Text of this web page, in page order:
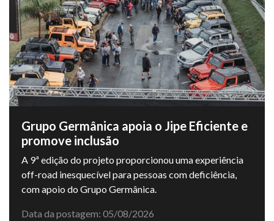
Grupo Germânica apoia o Jipe Eficiente e
promove inclusão
A 9ª edição do projeto proporcionou uma experiência
off-road inesquecível para pessoas com deficiência,
com apoio do Grupo Germânica.
Data da postagem: 05/08/2026